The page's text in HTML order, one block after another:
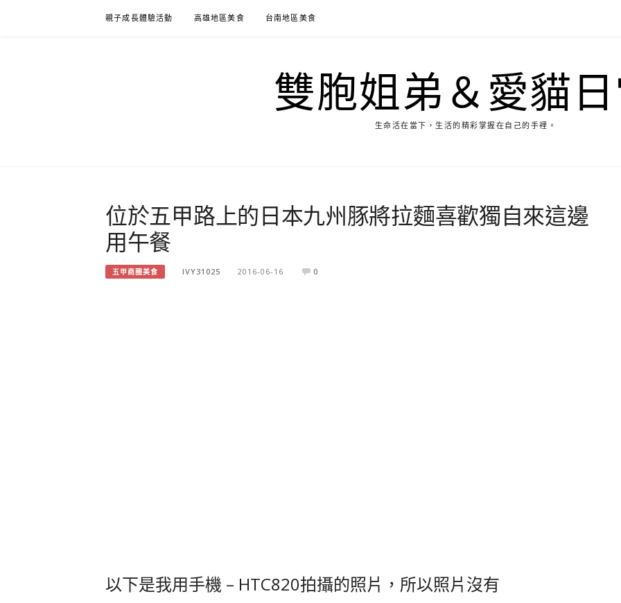
親子成長體驗活動 高雄地區美食 台南地區美食
雙胞姐弟＆愛貓
生命活在當下，生活的精彩掌握在自己的手裡。
位於五甲路上的日本九州豚將拉麵喜歡獨自來這邊
用午餐
五甲商圈美食 IVY31025 2016-06-16 0
以下是我用手機 – HTC820拍攝的照片，所以照片沒有